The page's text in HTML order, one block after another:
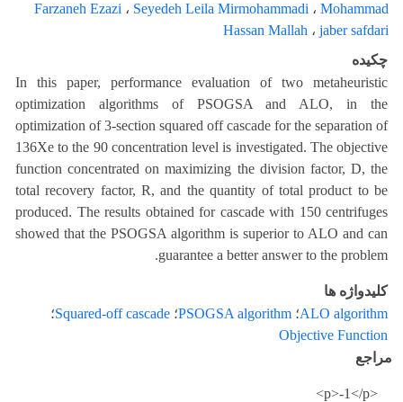
Farzaneh Ezazi ، Seyedeh Leila Mirmohammadi ، Mohammad
Hassan Mallah ، jaber safdari
چکیده
In this paper, performance evaluation of two metaheuristic
optimization algorithms of PSOGSA and ALO, in the
optimization of 3-section squared off cascade for the separation of
136Xe to the 90 concentration level is investigated. The objective
function concentrated on maximizing the division factor, D, the
total recovery factor, R, and the quantity of total product to be
produced. The results obtained for cascade with 150 centrifuges
showed that the PSOGSA algorithm is superior to ALO and can
guarantee a better answer to the problem.
کلیدواژه ها
ALO algorithm؛ PSOGSA algorithm؛ Squared-off cascade؛
Objective Function
مراجع
<p>-1</p>